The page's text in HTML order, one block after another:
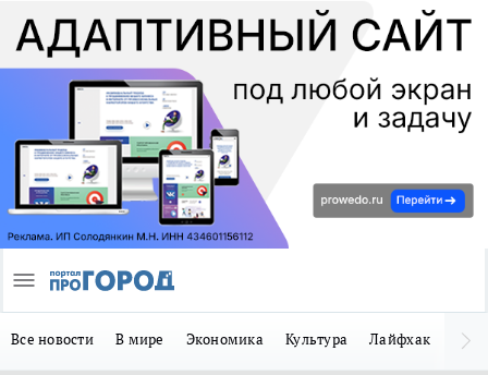
Все новости В мире Экономика Культура Лайфхак